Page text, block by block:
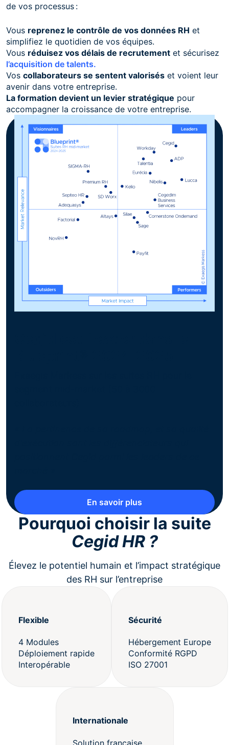
de vos processus :
Vous reprenez le contrôle de vos données RH et
simplifiez le quotidien de vos équipes.
Vous réduisez vos délais de recrutement et sécurisez
l’acquisition de talents.
Vos collaborateurs se sentent valorisés et voient leur
avenir dans votre entreprise.
La formation devient un levier stratégique pour
accompagner la croissance de votre entreprise.
En savoir plus
Pourquoi choisir la suite
Cegid HR ?
Élevez le potentiel humain et l’impact stratégique
des RH sur l’entreprise
Flexible
4 Modules
Déploiement rapide
Interopérable
Sécurité
Hébergement Europe
Conformité RGPD
ISO 27001
Internationale
Solution française